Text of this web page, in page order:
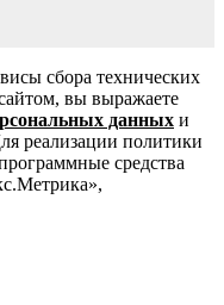
сбора технических
вы выражаете
данных и
реализации политики
средства